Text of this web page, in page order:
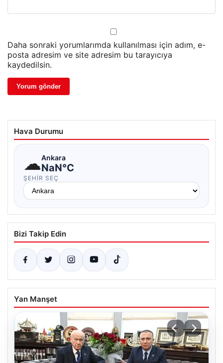
Daha sonraki yorumlarımda kullanılması için adım, e-
posta adresim ve site adresim bu tarayıcıya
kaydedilsin.
Hava Durumu
☁Ankara
NaN°C
ŞEHIR SEÇ
Bizi Takip Edin
Yan Manşet